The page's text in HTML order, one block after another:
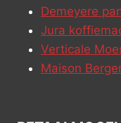
Demeyere
Jura
Verticale
Maison